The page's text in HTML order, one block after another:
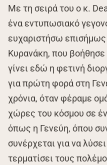
Με τη σειρά του ο κ.
ένα εντυπωσιακό
ευχαριστήσω
Κυρανάκη, που
γίνει εδώ η φετινή
για πρώτη φορά στη
χρόνια, όταν φέραμε
χώρες του κόσμου σε
όπως η Γενεύη, όπου
συνέρχεται για να
τερματίσει τους